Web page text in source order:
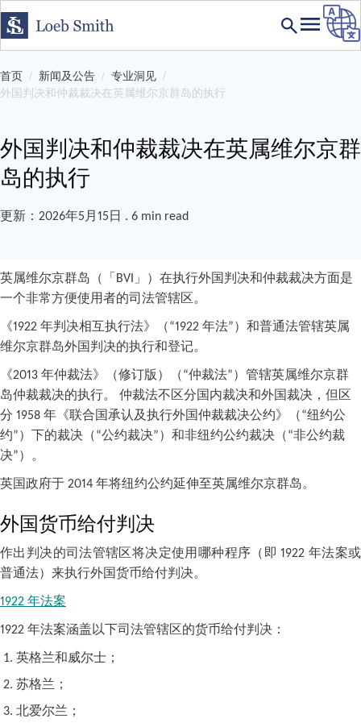
首页 新闻及公告
专业洞见
外国判决和仲裁裁决在英属维尔京群岛的执行
外国判决和仲裁裁决在英属维尔京群
岛的执行
更新：2026年5月15日 . 6 min read
英属维尔京群岛（「BVI」）在执行外国判决和仲裁裁决方面是
一个非常方便使用者的司法管辖区。
《1922 年判决相互执行法》（“1922 年法”）和普通法管辖英属
维尔京群岛外国判决的执行和登记。
《2013 年仲裁法》（修订版）（“仲裁法”）管辖英属维尔京群
岛仲裁裁决的执行。 仲裁法不区分国内裁决和外国裁决，但区
分 1958 年《联合国承认及执行外国仲裁裁决公约》（“纽约公
约”）下的裁决（“公约裁决”）和非纽约公约裁决（“非公约裁
决”）。
英国政府于 2014 年将纽约公约延伸至英属维尔京群岛。
外国货币给付判决
作出判决的司法管辖区将决定使用哪种程序（即 1922 年法案或
普通法）来执行外国货币给付判决。
1922 年法案
1922 年法案涵盖以下司法管辖区的货币给付判决：
英格兰和威尔士；
苏格兰；
北爱尔兰；